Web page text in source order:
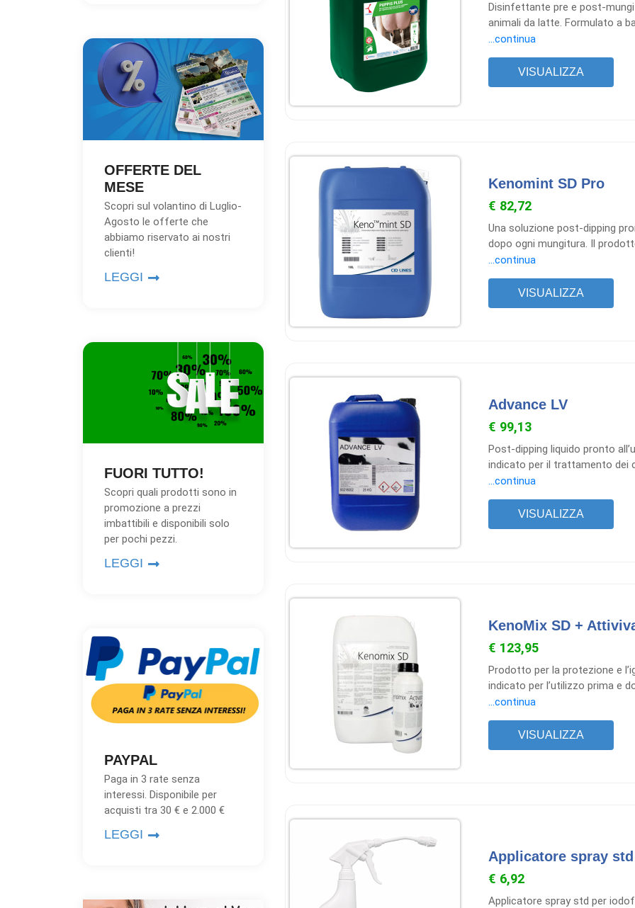
OFFERTE DEL
MESE
Scopri sul volantino di Luglio-
Agosto le offerte che
abbiamo riservato ai nostri
clienti!
LEGGI
FUORI TUTTO!
Scopri quali prodotti sono in
promozione a prezzi
imbattibili e disponibili solo
per pochi pezzi.
LEGGI
PAYPAL
Paga in 3 rate senza
interessi. Disponibile per
acquisti tra 30 € e 2.000 €
LEGGI
Disinfettante pre e post-
animali da latte. Formulato a
disinfezione del capezzolo
della cute del capezzolo.
...continua
VISUALIZZA
Kenomint SD Pro
€ 82,72
Una soluzione post-dipping
dopo ogni mungitura. Il
la protezione dei capezzoli
che contribuiscono a
...continua
VISUALIZZA
Advance LV
€ 99,13
Post-dipping liquido pronto
indicato per il trattamento dei
mungitura. La formulazione è
presenta come una soluzione
l’applicazione tramite sistemi
...continua
VISUALIZZA
KenoMix SD +
€ 123,95
Prodotto per la protezione e
indicato per l’utilizzo prima e
miscelazione dei due
esclusivamente all’uso
corretta miscelazione di
...continua
VISUALIZZA
Applicatore spray
€ 6,92
Applicatore spray std per